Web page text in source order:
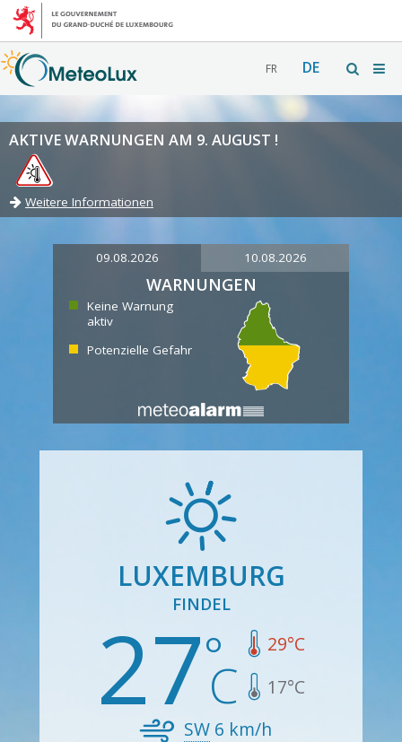
FR DE
AKTIVE WARNUNGEN AM 9. AUGUST !
Weitere Informationen
09.08.2026 10.08.2026
WARNUNGEN
Keine Warnung
aktiv
Potenzielle Gefahr
LUXEMBURG
FINDEL
27 29°C
17°C
SW 6 km/h